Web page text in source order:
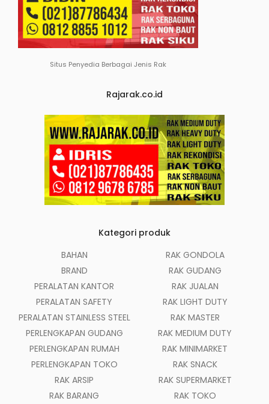
Situs Penyedia Berbagai Jenis Rak
Rajarak.co.id
Kategori produk
BAHAN
BRAND
PERALATAN KANTOR
PERALATAN SAFETY
PERALATAN STAINLESS STEEL
PERLENGKAPAN GUDANG
PERLENGKAPAN RUMAH
PERLENGKAPAN TOKO
RAK ARSIP
RAK BARANG
RAK GONDOLA
RAK GUDANG
RAK JUALAN
RAK LIGHT DUTY
RAK MASTER
RAK MEDIUM DUTY
RAK MINIMARKET
RAK SNACK
RAK SUPERMARKET
RAK TOKO